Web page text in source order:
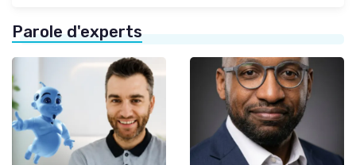
Parole d'experts